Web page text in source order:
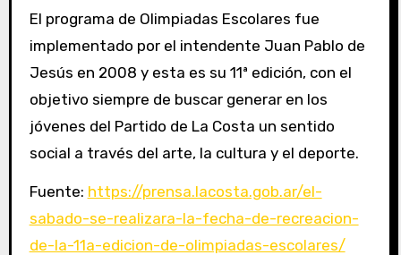
El programa de Olimpiadas Escolares fue
implementado por el intendente Juan Pablo de
Jesús en 2008 y esta es su 11ª edición, con el
objetivo siempre de buscar generar en los
jóvenes del Partido de La Costa un sentido
social a través del arte, la cultura y el deporte.
Fuente: https://prensa.lacosta.gob.ar/el-
sabado-se-realizara-la-fecha-de-recreacion-
de-la-11a-edicion-de-olimpiadas-escolares/